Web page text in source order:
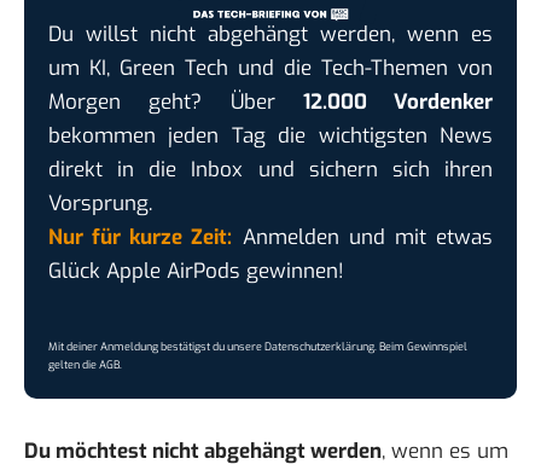
Du willst nicht abgehängt werden, wenn es
um KI, Green Tech und die Tech-Themen von
Morgen geht? Über 12.000 Vordenker
bekommen jeden Tag die wichtigsten News
direkt in die Inbox und sichern sich ihren
Vorsprung.
Nur für kurze Zeit: Anmelden und mit etwas
Glück Apple AirPods gewinnen!
Mit deiner Anmeldung bestätigst du unsereDatenschutzerklärung. Beim Gewinnspiel
gelten dieAGB.
Du möchtest nicht abgehängt werden, wenn es um